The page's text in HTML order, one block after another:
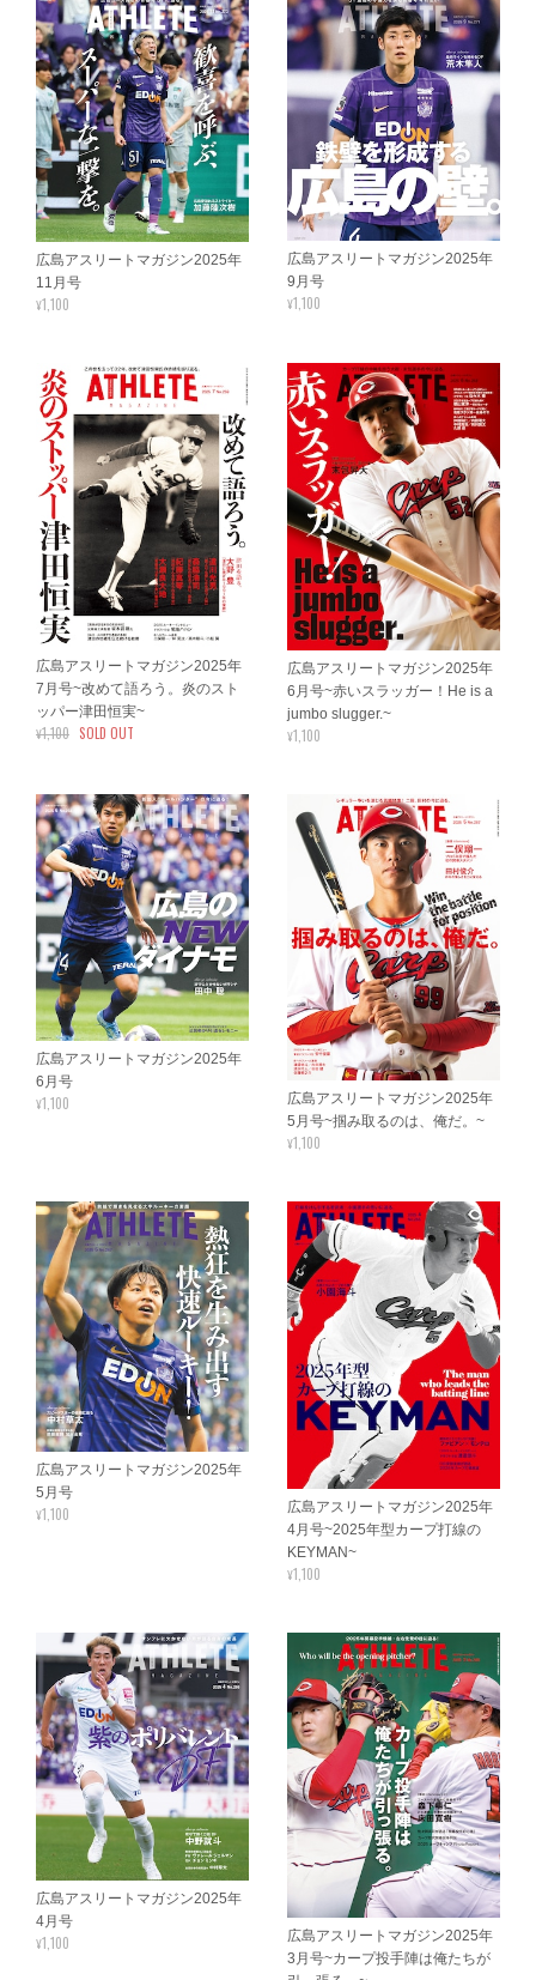
広島アスリートマガジン2025年
11月号
¥1,100
広島アスリートマガジン2025年
9月号
¥1,100
広島アスリートマガジン2025年
7月号~改めて語ろう。炎のスト
ッパー津田恒実~
¥1,100 SOLD OUT
広島アスリートマガジン2025年
6月号~赤いスラッガー！He is a
jumbo slugger.~
¥1,100
広島アスリートマガジン2025年
6月号
¥1,100
広島アスリートマガジン2025年
5月号~掴み取るのは、俺だ。~
¥1,100
広島アスリートマガジン2025年
5月号
¥1,100
広島アスリートマガジン2025年
4月号~2025年型カープ打線の
KEYMAN~
¥1,100
広島アスリートマガジン2025年
4月号
¥1,100
広島アスリートマガジン2025年
3月号~カープ投手陣は俺たちが